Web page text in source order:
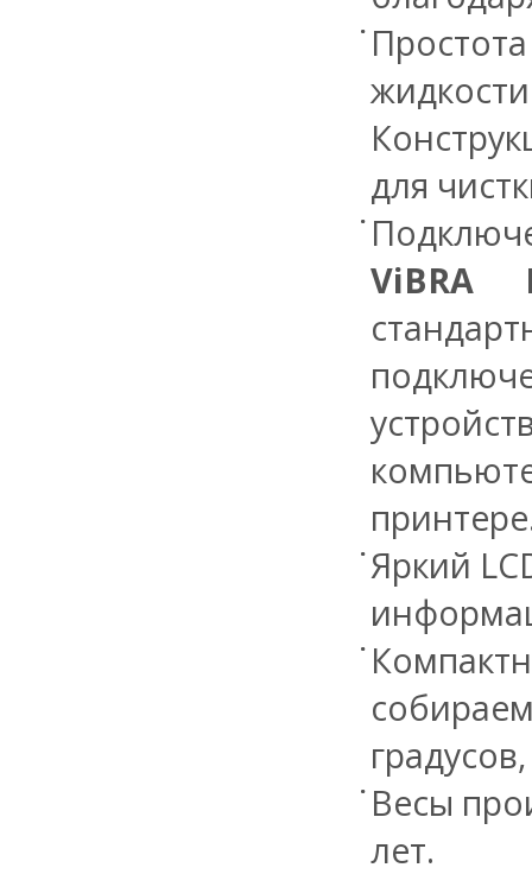
для
ViBRA
Яркий
Весы
лет.